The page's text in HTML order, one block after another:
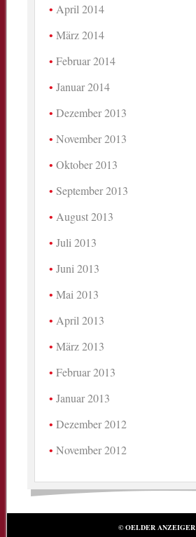
April 2014
März 2014
Februar 2014
Januar 2014
Dezember 2013
November 2013
Oktober 2013
September 2013
August 2013
Juli 2013
Juni 2013
Mai 2013
April 2013
März 2013
Februar 2013
Januar 2013
Dezember 2012
November 2012
© OELDER ANZEIGER